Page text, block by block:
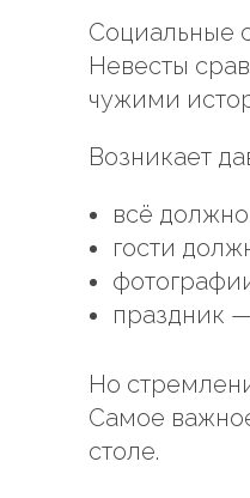
Социальные
Невесты
чужими
Возникает
всё
гости
праздник
Но
Самое
столе.